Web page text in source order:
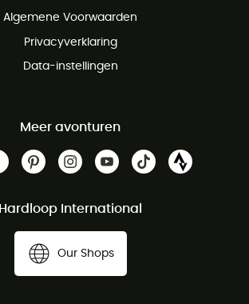
Algemene Voorwaarden
Privacyverklaring
Data-instellingen
Meer avonturen
Hardloop International
Our Shops